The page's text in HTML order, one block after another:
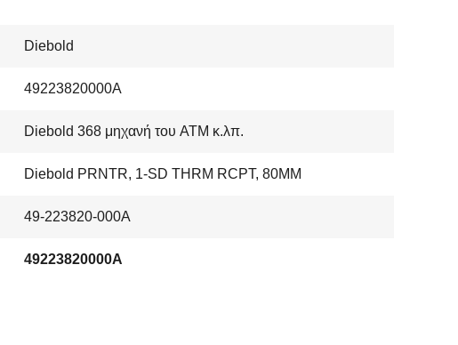
Diebold
49223820000A
Diebold 368 μηχανή του ATM κ.λπ.
Diebold PRNTR, 1-SD THRM RCPT, 80MM
49-223820-000A
49223820000A